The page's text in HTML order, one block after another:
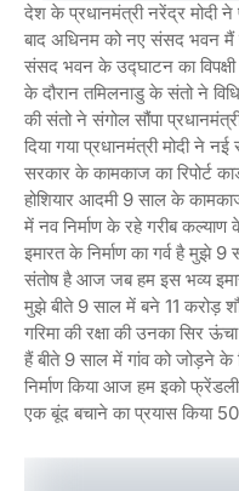
देश के प्रधानमंत्री नरेंद्र मोदी ने
बाद अधिनम को नए संसद भवन मैं
संसद भवन के उद्घाटन का
के दौरान तमिलनाडु के संतो ने
की संतो ने संगोल सौंपा
दिया गया प्रधानमंत्री मोदी ने
सरकार के कामकाज का रिपोर्ट
होशियार आदमी 9 साल के
में नव निर्माण के रहे गरीब
इमारत के निर्माण का गर्व है मुझे
संतोष है आज जब हम इस भव्य
मुझे बीते 9 साल में बने 11 करोड़
गरिमा की रक्षा की उनका सिर
हैं बीते 9 साल में गांव को जोड़ने
निर्माण किया आज हम इको
एक बूंद बचाने का प्रयास किया